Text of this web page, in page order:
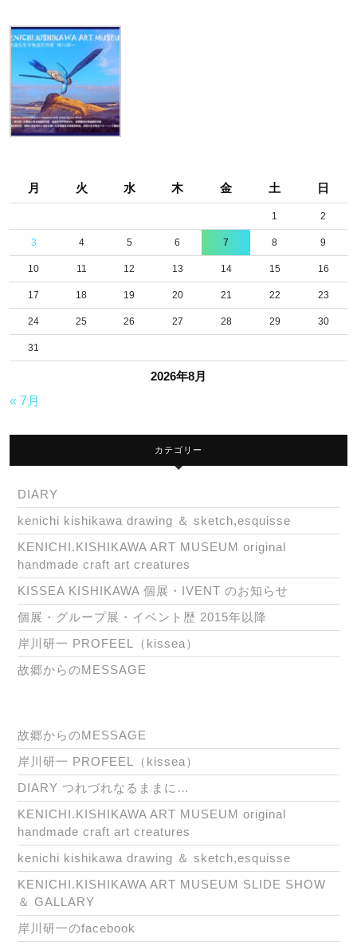
2026年8月
月 火 水 木 金 土 日
1 2
3 4 5 6 7 8 9
10 11 12 13 14 15 16
17 18 19 20 21 22 23
24 25 26 27 28 29 30
31
« 7月
カテゴリー
DIARY
kenichi kishikawa drawing ＆ sketch,esquisse
KENICHI.KISHIKAWA ART MUSEUM original
handmade craft art creatures
KISSEA KISHIKAWA 個展・IVENT のお知らせ
個展・グループ展・イベント歴 2015年以降
岸川研一 PROFEEL（kissea）
故郷からのMESSAGE
故郷からのMESSAGE
岸川研一 PROFEEL（kissea）
DIARY つれづれなるままに…
KENICHI.KISHIKAWA ART MUSEUM original
handmade craft art creatures
kenichi kishikawa drawing ＆ sketch,esquisse
KENICHI.KISHIKAWA ART MUSEUM SLIDE SHOW
＆ GALLARY
岸川研一のfacebook